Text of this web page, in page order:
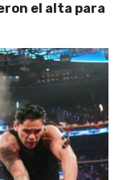
el alta para